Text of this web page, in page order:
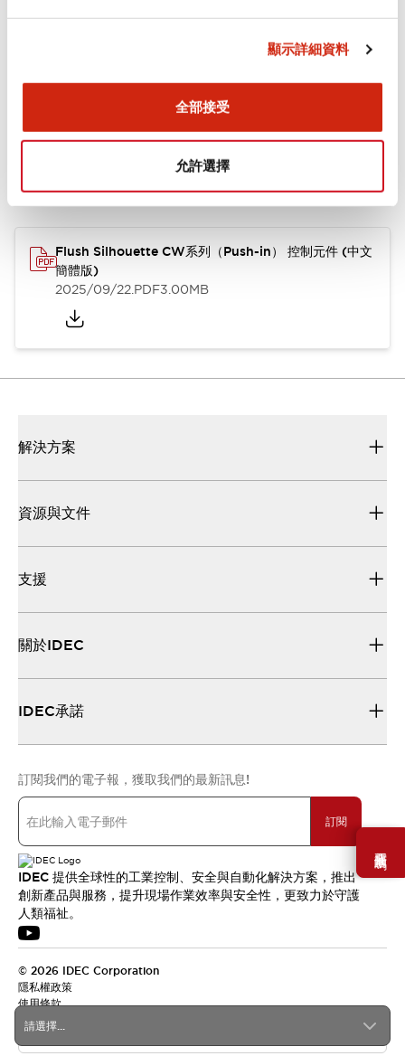
顯示詳細資料
全部接受
允許選擇
需要幫助嗎？
Flush Silhouette CW系列（Push-in） 控制元件 (中文
簡體版)
2025/09/22.PDF3.00MB
請選擇...
解決方案
資源與文件
支援
關於IDEC
IDEC承諾
訂閱我們的電子報，獲取我們的最新訊息!
訂閱
IDEC 提供全球性的工業控制、安全與自動化解決方案，推出
創新產品與服務，提升現場作業效率與安全性，更致力於守護
人類福祉。
© 2026 IDEC Corporation
隱私權政策
使用條款
台灣